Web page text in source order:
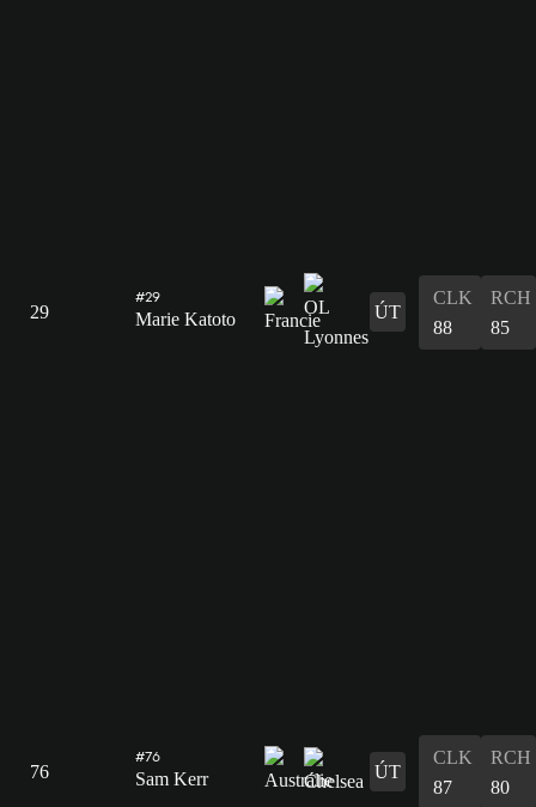
29
#29
Marie Katoto ÚT
CLK
88
RCH
85
76
#76
Sam Kerr ÚT
CLK
87
RCH
80